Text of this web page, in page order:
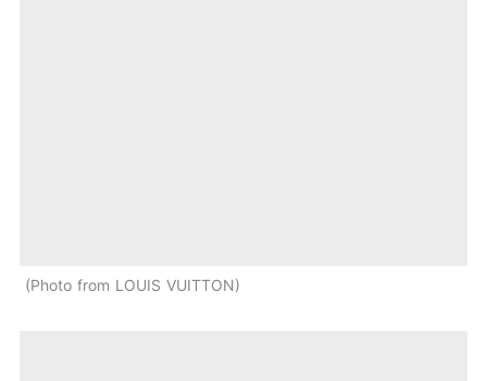
Photo from LOUIS VUITTON